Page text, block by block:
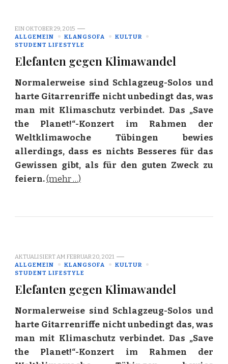
EIN OKTOBER 29, 2015
ALLGEMEIN
KLANGSOFA
KULTUR
STUDENT LIFESTYLE
Elefanten gegen Klimawandel
Normalerweise sind Schlagzeug-Solos und
harte Gitarrenriffe nicht unbedingt das, was
man mit Klimaschutz verbindet. Das „Save
the Planet!“-Konzert im Rahmen der
Weltklimawoche Tübingen bewies
allerdings, dass es nichts Besseres für das
Gewissen gibt, als für den guten Zweck zu
feiern.(mehr …)
AKTUALISIERT AM FEBRUAR 20, 2021
ALLGEMEIN
KLANGSOFA
KULTUR
STUDENT LIFESTYLE
Elefanten gegen Klimawandel
Normalerweise sind Schlagzeug-Solos und
harte Gitarrenriffe nicht unbedingt das, was
man mit Klimaschutz verbindet. Das „Save
the Planet!“-Konzert im Rahmen der